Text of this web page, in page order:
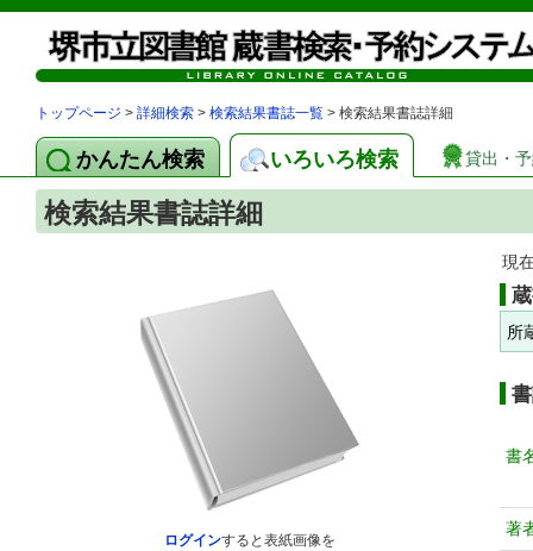
トップページ > 詳細検索 > 検索結果書誌一覧 > 検索結果書誌詳細
かんたん検索 いろいろ検索 貸出・
検索結果書誌詳細
ログインすると表紙画像を
現
所
書
著